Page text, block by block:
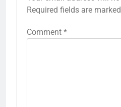
Required fields are marked
Comment *